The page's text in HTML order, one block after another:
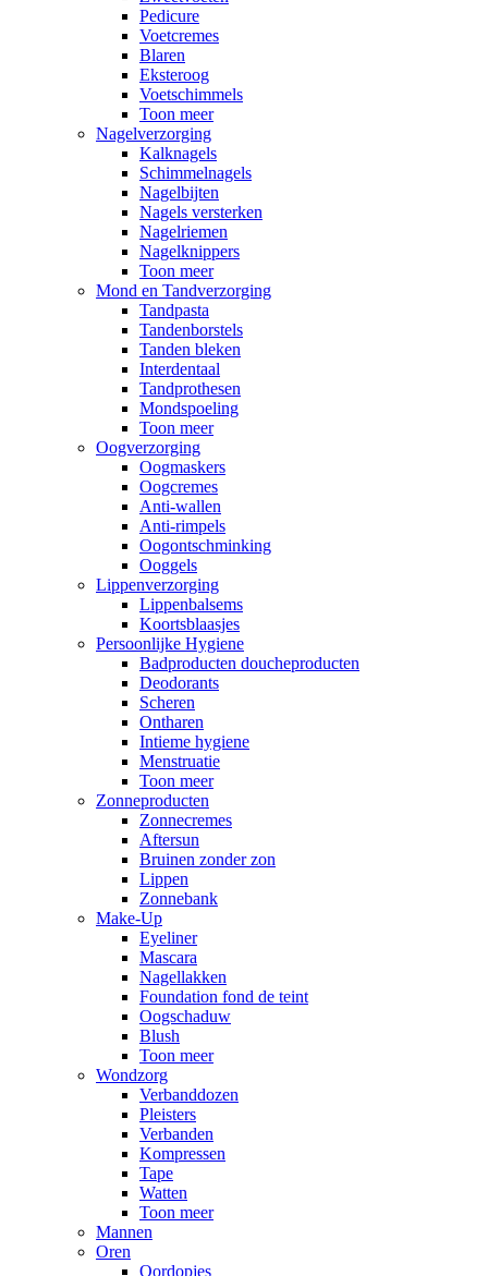
Pedicure
Voetcremes
Blaren
Eksteroog
Voetschimmels
Toon meer
Nagelverzorging
Kalknagels
Schimmelnagels
Nagelbijten
Nagels versterken
Nagelriemen
Nagelknippers
Toon meer
Mond en Tandverzorging
Tandpasta
Tandenborstels
Tanden bleken
Interdentaal
Tandprothesen
Mondspoeling
Toon meer
Oogverzorging
Oogmaskers
Oogcremes
Anti-wallen
Anti-rimpels
Oogontschminking
Ooggels
Lippenverzorging
Lippenbalsems
Koortsblaasjes
Persoonlijke Hygiene
Badproducten doucheproducten
Deodorants
Scheren
Ontharen
Intieme hygiene
Menstruatie
Toon meer
Zonneproducten
Zonnecremes
Aftersun
Bruinen zonder zon
Lippen
Zonnebank
Make-Up
Eyeliner
Mascara
Nagellakken
Foundation fond de teint
Oogschaduw
Blush
Toon meer
Wondzorg
Verbanddozen
Pleisters
Verbanden
Kompressen
Tape
Watten
Toon meer
Mannen
Oren
Oordopjes